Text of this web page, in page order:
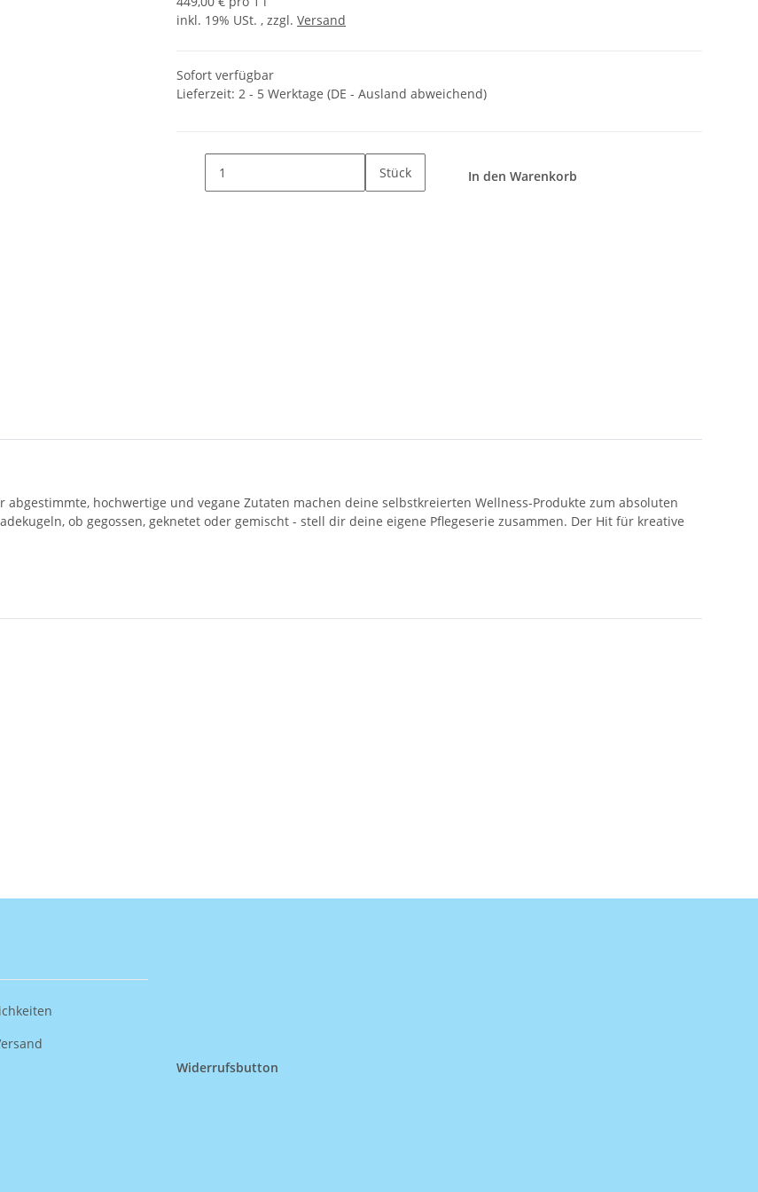
inkl. 19% USt. , zzgl. Versand
Sofort verfügbar
Lieferzeit: 2 - 5 Werktage (DE - Ausland abweichend)
Stück In den Warenkorb
hochwertige und vegane Zutaten machen deine selbstkreierten Wellness-Produkte zum absoluten
ob gegossen, geknetet oder gemischt - stell dir deine eigene Pflegeserie zusammen. Der Hit für kreative
Widerrufsbutton